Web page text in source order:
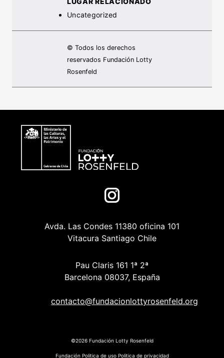
Uncategorized
© Todos los derechos
reservados Fundación Lotty
Rosenfeld
Avda. Las Condes 11380 oficina 101
Vitacura Santiago Chile
Pau Claris 161 1ª 2ª
Barcelona 08037, España
contacto@fundacionlottyrosenfeld.org
©2026 Fundación Lotty Rosenfeld
Fundación Politica de uso Politica de privacidad